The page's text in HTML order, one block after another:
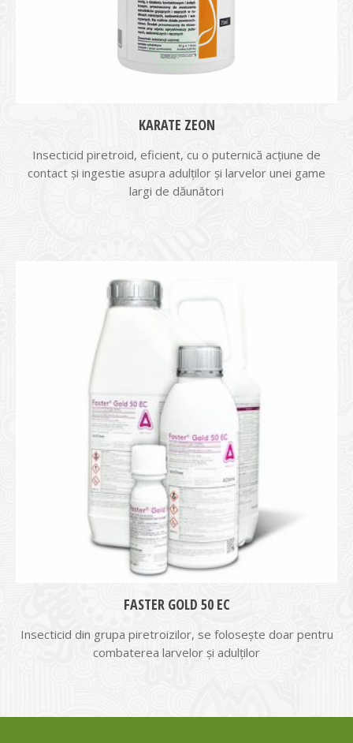
KARATE ZEON
Insecticid piretroid, eficient, cu o puternică acţiune de
contact şi ingestie asupra adulților și larvelor unei game
largi de dăunători
FASTER GOLD 50 EC
Insecticid din grupa piretroizilor, se foloseşte doar pentru
combaterea larvelor şi adulţilor